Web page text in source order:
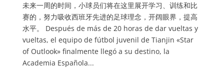
未来一周的时间，小球员们将在这里展开学习、训练和比
赛的，努力吸收西班牙先进的足球理念，开阔眼界，提高
水平。 Después de más de 20 horas de dar vueltas y
vueltas, el equipo de fútbol juvenil de Tianjin «Star
of Outlook» finalmente llegó a su destino, la
Academia Española...